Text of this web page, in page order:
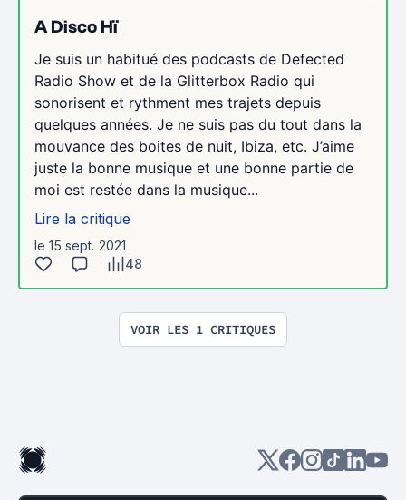
A Disco Hï
Je suis un habitué des podcasts de Defected
Radio Show et de la Glitterbox Radio qui
sonorisent et rythment mes trajets depuis
quelques années. Je ne suis pas du tout dans la
mouvance des boites de nuit, Ibiza, etc. J’aime
juste la bonne musique et une bonne partie de
moi est restée dans la musique...
Lire la critique
le 15 sept. 2021
48
VOIR LES 1 CRITIQUES